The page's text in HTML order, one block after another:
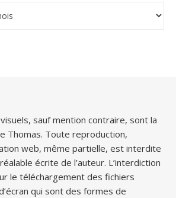
sauf mention contraire, sont la
Thomas. Toute reproduction,
web, même partielle, est interdite
écrite de l’auteur. L’interdiction
le téléchargement des fichiers
qui sont des formes de